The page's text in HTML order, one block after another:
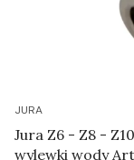
JURA
Jura Z6 - Z8 -
wylewki wody